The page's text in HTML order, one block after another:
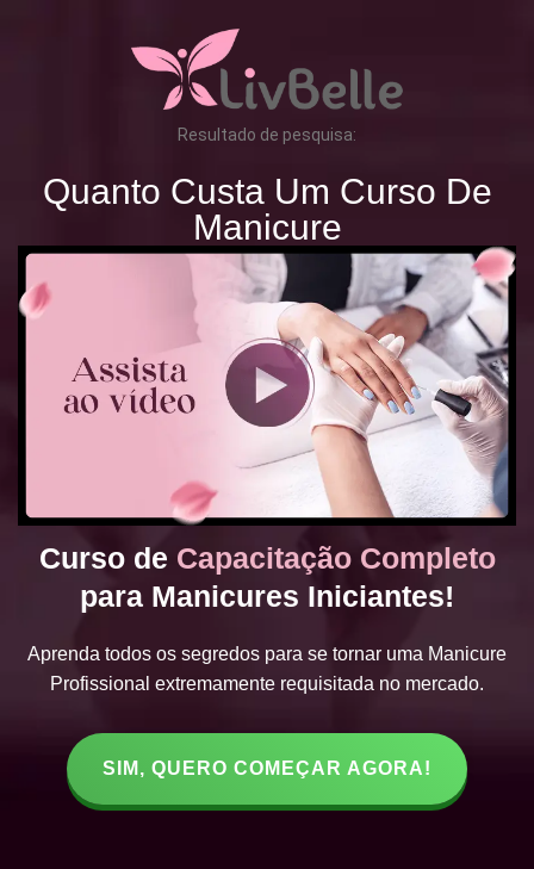
Resultado de pesquisa:
Quanto Custa Um Curso De
Manicure
Curso de Capacitação Completo
para Manicures Iniciantes!
Aprenda todos os segredos para se tornar uma Manicure
Profissional extremamente requisitada no mercado.
SIM, QUERO COMEÇAR AGORA!